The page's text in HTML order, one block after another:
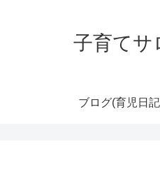
子育てサ
ブログ(育児日